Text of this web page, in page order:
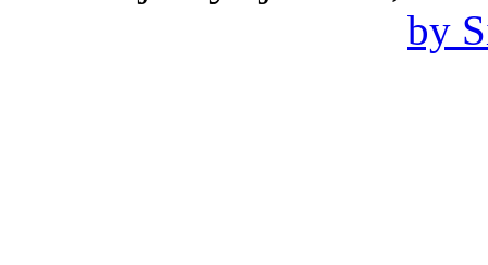
by